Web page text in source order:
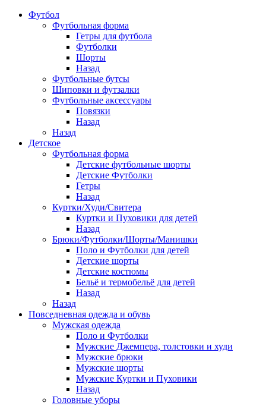
Футбол
Футбольная форма
Гетры для футбола
Футболки
Шорты
Назад
Футбольные бутсы
Шиповки и футзалки
Футбольные аксессуары
Повязки
Назад
Назад
Детское
Футбольная форма
Детские футбольные шорты
Детские Футболки
Гетры
Назад
Куртки/Худи/Свитера
Куртки и Пуховики для детей
Назад
Брюки/Футболки/Шорты/Манишки
Поло и Футболки для детей
Детские шорты
Детские костюмы
Бельё и термобельё для детей
Назад
Назад
Повседневная одежда и обувь
Мужская одежда
Поло и Футболки
Мужские Джемпера, толстовки и худи
Мужские брюки
Мужские шорты
Мужские Куртки и Пуховики
Назад
Головные уборы